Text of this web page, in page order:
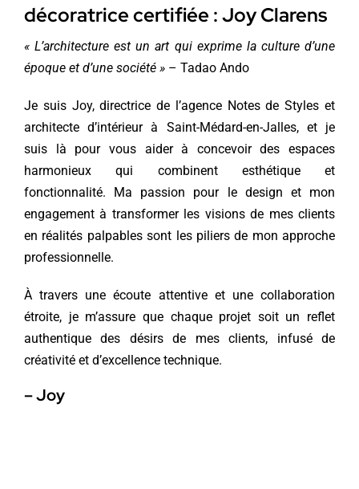
décoratrice certifiée : Joy Clarens
« L’architecture est un art qui exprime la culture d’une
époque et d’une société »– Tadao Ando
Je suis Joy, directrice de l’agence Notes de Styles et
architecte d’intérieur à Saint-Médard-en-Jalles, et je
suis là pour vous aider à concevoir des espaces
harmonieux qui combinent esthétique et
fonctionnalité. Ma passion pour le design et mon
engagement à transformer les visions de mes clients
en réalités palpables sont les piliers de mon approche
professionnelle.
À travers une écoute attentive et une collaboration
étroite, je m’assure que chaque projet soit un reflet
authentique des désirs de mes clients, infusé de
créativité et d’excellence technique.
– Joy